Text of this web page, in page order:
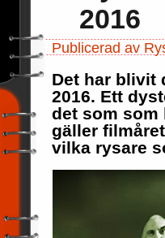
2016
Publicerad av
Det har blivit
2016. Ett
det som som
gäller
vilka rysare